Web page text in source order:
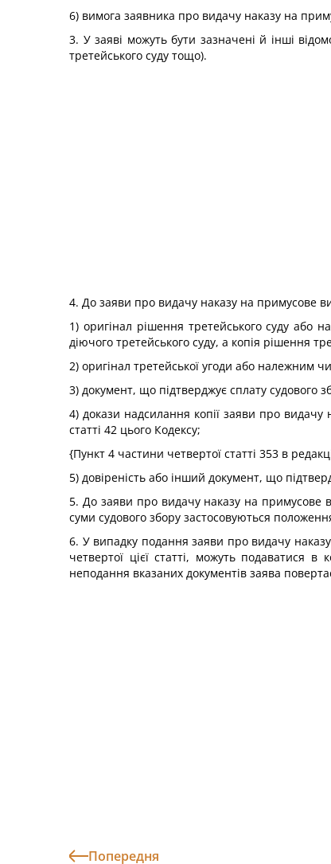
6) вимога заявника про видачу наказу на
3. У заяві можуть бути зазначені й інші
третейського суду тощо).
4. До заяви про видачу наказу на примусове
1) оригінал рішення третейського суду або
діючого третейського суду, а копія рішення
2) оригінал третейської угоди або належним
3) документ, що підтверджує сплату судового
4) докази надсилання копії заяви про
статті 42 цього Кодексу;
{Пункт 4 частини четвертої статті 353 в
5) довіреність або інший документ, що
5. До заяви про видачу наказу на примусове
суми судового збору застосовуються
6. У випадку подання заяви про видачу
четвертої цієї статті, можуть подаватися
неподання вказаних документів заява
Попередня